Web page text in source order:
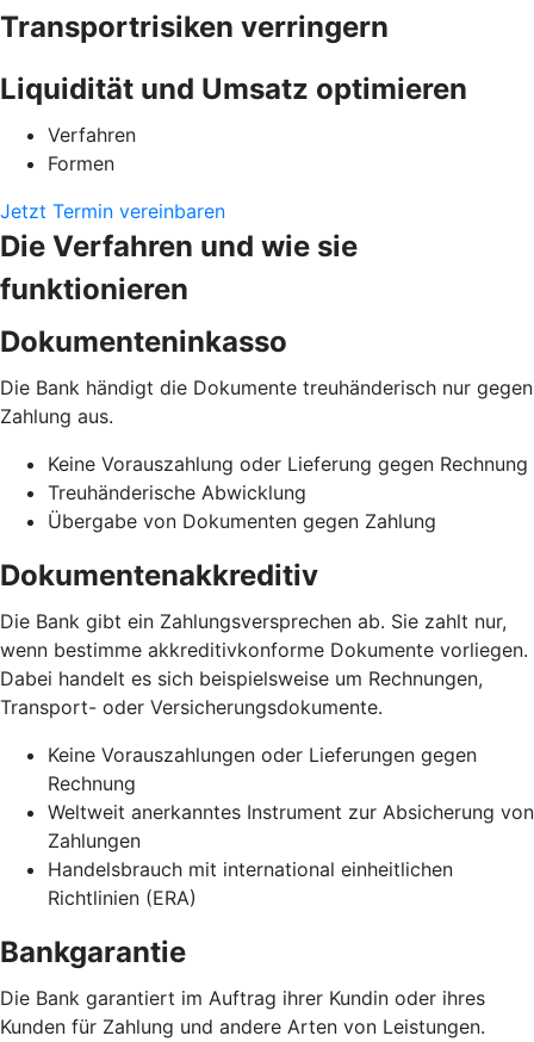
Transportrisiken verringern
Liquidität und Umsatz optimieren
Verfahren
Formen
Jetzt Termin vereinbaren
Die Verfahren und wie sie
funktionieren
Dokumenteninkasso
Die Bank händigt die Dokumente treuhänderisch nur gegen
Zahlung aus.
Keine Vorauszahlung oder Lieferung gegen Rechnung
Treuhänderische Abwicklung
Übergabe von Dokumenten gegen Zahlung
Dokumentenakkreditiv
Die Bank gibt ein Zahlungsversprechen ab. Sie zahlt nur,
wenn bestimme akkreditivkonforme Dokumente vorliegen.
Dabei handelt es sich beispielsweise um Rechnungen,
Transport- oder Versicherungsdokumente.
Keine Vorauszahlungen oder Lieferungen gegen
Rechnung
Weltweit anerkanntes Instrument zur Absicherung von
Zahlungen
Handelsbrauch mit international einheitlichen
Richtlinien (ERA)
Bankgarantie
Die Bank garantiert im Auftrag ihrer Kundin oder ihres
Kunden für Zahlung und andere Arten von Leistungen.